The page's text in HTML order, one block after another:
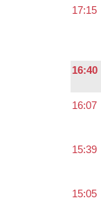
17:15
16:40
16:07
15:39
15:05